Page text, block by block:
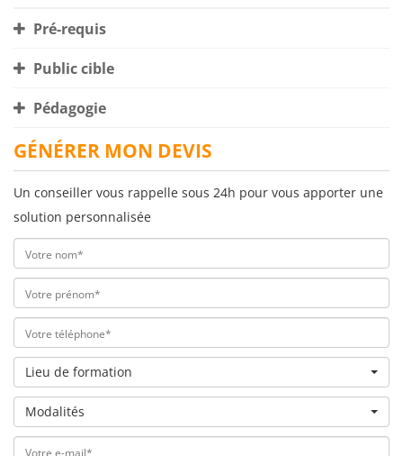
Pré-requis
Public cible
Pédagogie
GÉNÉRER MON DEVIS
Un conseiller vous rappelle sous 24h pour vous apporter une
solution personnalisée
Lieu de formation
Modalités